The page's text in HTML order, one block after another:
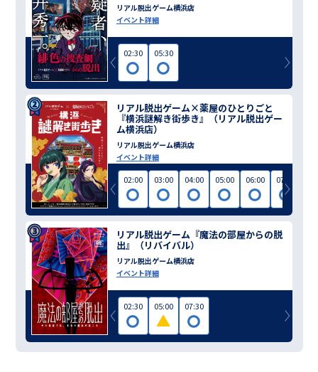
リアル脱出ゲーム横浜店
イベント詳細
02:30 05:30
リアル脱出ゲーム×薬屋のひとりごと
『横浜謎解き街歩き』（リアル脱出ゲー
ム横浜店）
リアル脱出ゲーム横浜店
イベント詳細
02:00 03:00 04:00 05:00 06:00 07:00
リアル脱出ゲーム『魔法の部屋からの脱
出』（リバイバル）
リアル脱出ゲーム横浜店
イベント詳細
02:30 05:00 07:30